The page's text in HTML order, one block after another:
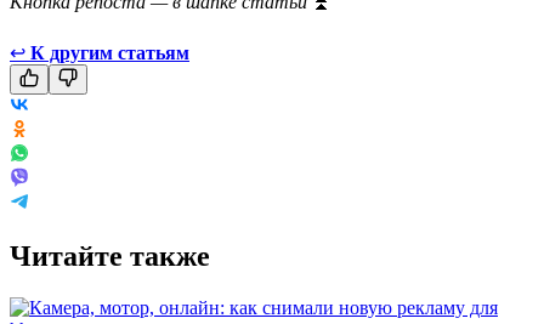
↩ К другим статьям
Читайте также